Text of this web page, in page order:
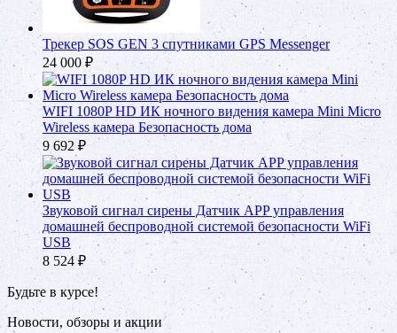
Трекер SOS GEN 3 спутниками GPS Messenger
24 000 ₽
WIFI 1080P HD ИК ночного видения камера Mini Micro
Wireless камера Безопасность дома
9 692 ₽
Звуковой сигнал сирены Датчик APP управления
домашней беспроводной системой безопасности WiFi
USB
8 524₽
Будьте в курсе!
Новости, обзоры и акции